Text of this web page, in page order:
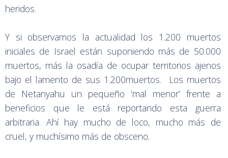
heridos.
Y si observamos la actualidad los 1.200 muertos
iniciales de Israel están suponiendo más de 50.000
muertos, más la osadía de ocupar territorios ajenos
bajo el lamento de sus 1.200muertos. Los muertos
de Netanyahu un pequeño ‘mal menor’ frente a
beneficios que le está reportando esta guerra
arbitraria. Ahí hay mucho de loco, mucho más de
cruel, y muchísimo más de obsceno.